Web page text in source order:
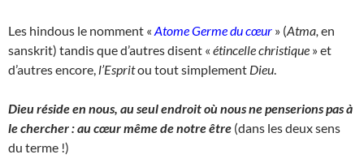
Les hindous le nomment « Atome Germe du cœur » (Atma, en
sanskrit) tandis que d’autres disent « étincelle christique » et
d’autres encore, l’Espritou tout simplement Dieu
Dieu réside en nous, au seul endroit où nous ne penserions pas à
le chercher : au cœur même de notre être (dans les deux sens
du terme !)